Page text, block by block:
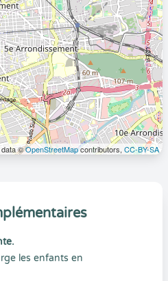
data ©OpenStreetMapcontributors, CC-BY-SA
les enfants en